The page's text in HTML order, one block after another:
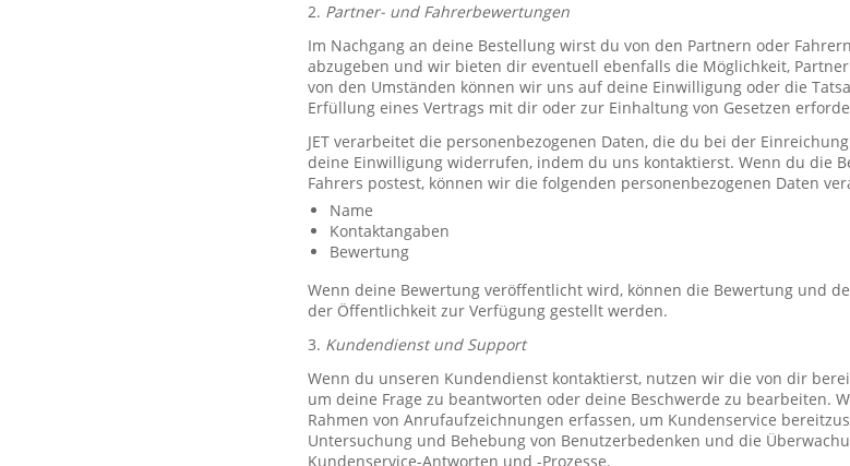
2. Partner- und Fahrerbewertungen
Im Nachgang an deine Bestellung wirst du von den Partnern oder
abzugeben und wir bieten dir eventuell ebenfalls die Möglichkeit,
von den Umständen können wir uns auf deine Einwilligung oder die
Erfüllung eines Vertrags mit dir oder zur Einhaltung von Gesetzen
JET verarbeitet die personenbezogenen Daten, die du bei der
deine Einwilligung widerrufen, indem du uns kontaktierst. Wenn du die
Fahrers postest, können wir die folgenden personenbezogenen Daten
Name
Kontaktangaben
Bewertung
Wenn deine Bewertung veröffentlicht wird, können die Bewertung und
der Öffentlichkeit zur Verfügung gestellt werden.
3. Kundendienst und Support
Wenn du unseren Kundendienst kontaktierst, nutzen wir die von dir
um deine Frage zu beantworten oder deine Beschwerde zu bearbeiten.
Rahmen von Anrufaufzeichnungen erfassen, um Kundenservice
Untersuchung und Behebung von Benutzerbedenken und die
Kundenservice-Antworten und -Prozesse.